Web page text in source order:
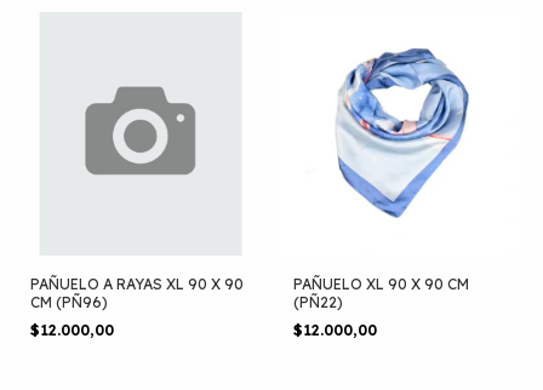
PAÑUELO A RAYAS XL 90 X 90
CM (PÑ96)
$12.000,00
PAÑUELO XL 90 X 90 CM
(PÑ22)
$12.000,00